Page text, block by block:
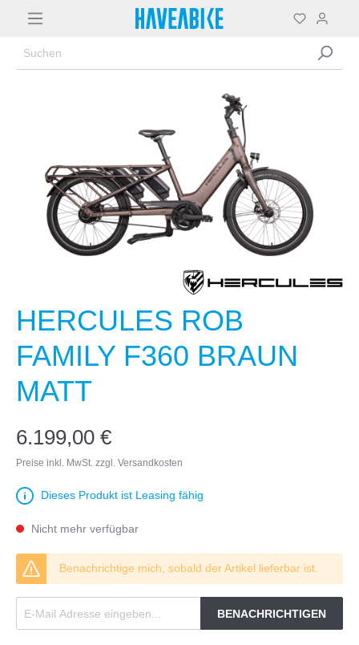
HERCULES ROB
FAMILY F360 BRAUN
MATT
6.199,00 €
Preise inkl. MwSt. zzgl. Versandkosten
Dieses Produkt ist Leasing fähig
Nicht mehr verfügbar
Benachrichtige mich, sobald der Artikel lieferbar ist.
BENACHRICHTIGEN